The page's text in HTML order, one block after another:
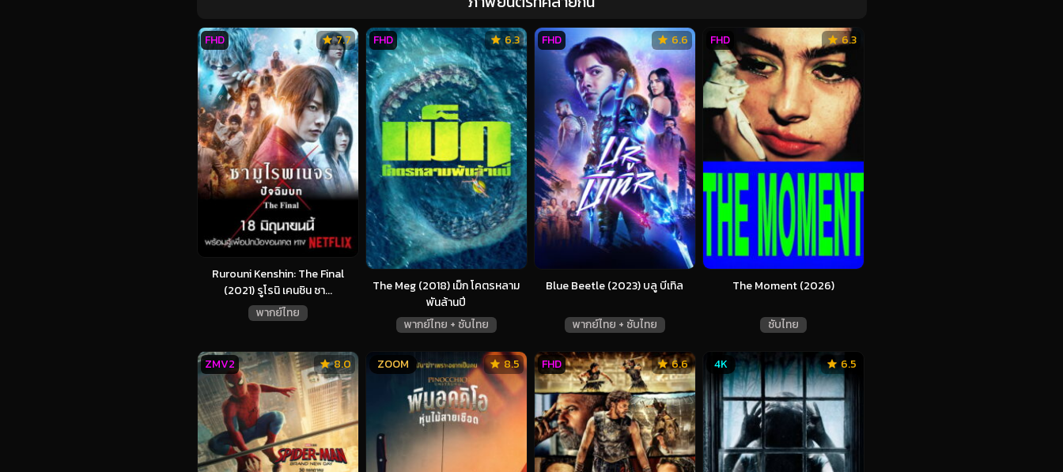
Rurouni Kenshin: The Final
(2021) รูโรนิ เคนชิน ซา...
พากย์ไทย
7.7
FHD
The Meg (2018) เม็ก โคตรหลาม
พันล้านปี
พากย์ไทย + ซับไทย
6.3
FHD
Blue Beetle (2023) บลู บีเทิล
พากย์ไทย + ซับไทย
6.6
FHD
The Moment (2026)
ซับไทย
6.3
FHD
8.0
ZMV2 8.5
ZOOM 6.6
FHD 6.5
4K